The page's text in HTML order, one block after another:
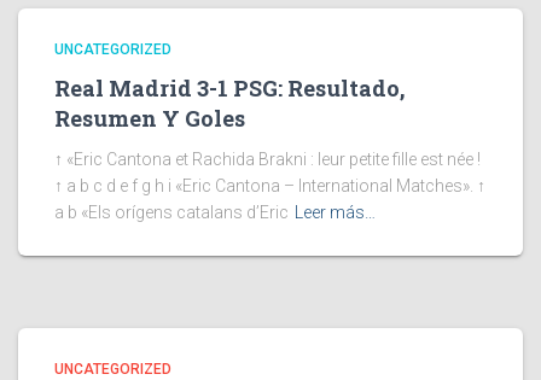
UNCATEGORIZED
Real Madrid 3-1 PSG: Resultado,
Resumen Y Goles
↑ «Eric Cantona et Rachida Brakni : leur petite fille est née !
↑ a b c d e f g h i «Eric Cantona – International Matches». ↑
a b «Els orígens catalans d’Eric
Leer más…
UNCATEGORIZED